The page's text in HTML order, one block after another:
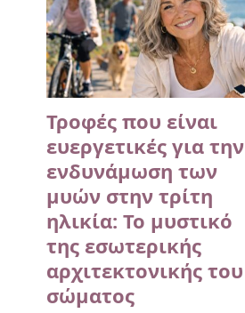
Τροφές που είναι
ευεργετικές για την
ενδυνάμωση των
μυών στην τρίτη
ηλικία: Το μυστικό
της εσωτερικής
αρχιτεκτονικής του
σώματος